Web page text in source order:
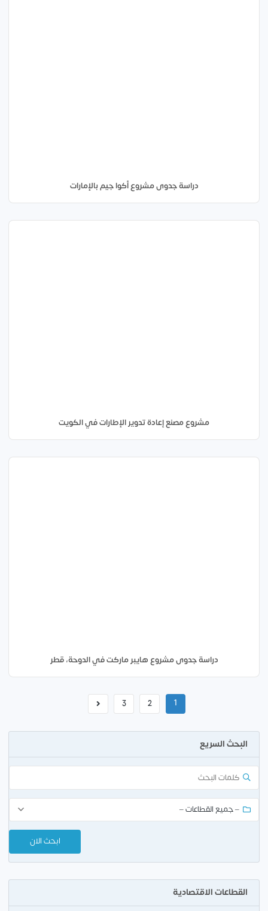
دراسة جدوى مشروع أكوا جيم بالإمارات
مشروع مصنع إعادة تدوير الإطارات في الكويت
دراسة جدوى مشروع هايبر ماركت في الدوحة، قطر
1
2
3
البحث السريع
القطاعات الاقتصادية